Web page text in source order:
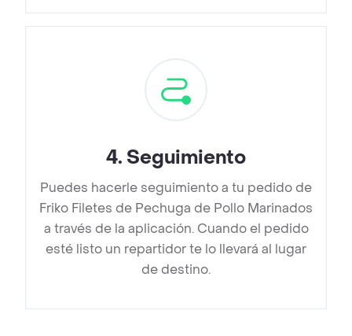
4. Seguimiento
Puedes hacerle seguimiento a tu pedido de
Friko Filetes de Pechuga de Pollo Marinados
a través de la aplicación. Cuando el pedido
esté listo un repartidor te lo llevará al lugar
de destino.